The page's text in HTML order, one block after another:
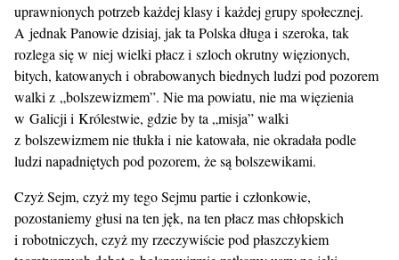
uprawnionych potrzeb każdej klasy i każdej grupy społecznej.
A jednak Panowie dzisiaj, jak ta Polska długa i szeroka, tak
rozlega się w niej wielki płacz i szloch okrutny więzionych,
bitych, katowanych i obrabowanych biednych ludzi pod pozorem
walki z „bolszewizmem”. Nie ma powiatu, nie ma więzienia
w Galicji i Królestwie, gdzie by ta „misja” walki
z bolszewizmem nie tłukła i nie katowała, nie okradała podle
ludzi napadniętych pod pozorem, że są bolszewikami.
Czyż Sejm, czyż my tego Sejmu partie i członkowie,
pozostaniemy głusi na ten jęk, na ten płacz mas chłopskich
i robotniczych, czyż my rzeczywiście pod płaszczykiem